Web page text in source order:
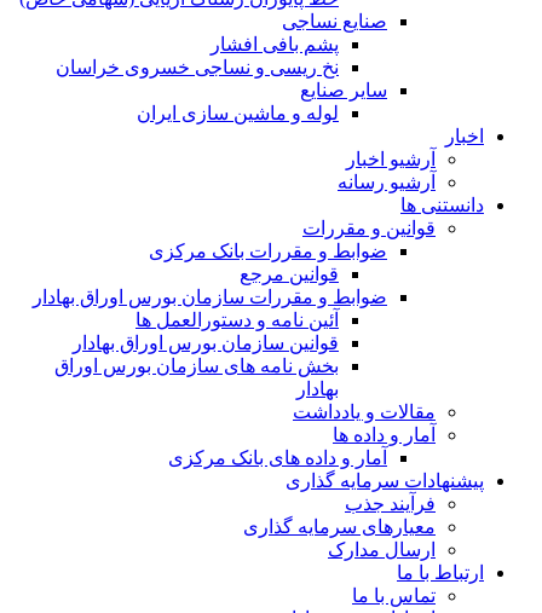
صنایع نساجی
پشم بافی افشار
نخ ریسی و نساجی خسروی خراسان
سایر صنایع
لوله و ماشین سازی ایران
اخبار
آرشیو اخبار
آرشیو رسانه
دانستنی ها
قوانین و مقررات
ضوابط و مقررات بانک مرکزی
قوانين مرجع
ضوابط و مقررات سازمان بورس اوراق بهادار
آئین نامه و دستورالعمل ها
قوانین سازمان بورس اوراق بهادار
بخش نامه های سازمان بورس اوراق
بهادار
مقالات و یادداشت
آمار و داده ها
آمار و داده های بانک مرکزی
پیشنهادات سرمایه گذاری
فرآیند جذب
معیارهای سرمایه گذاری
ارسال مدارک
ارتباط با ما
تماس با ما